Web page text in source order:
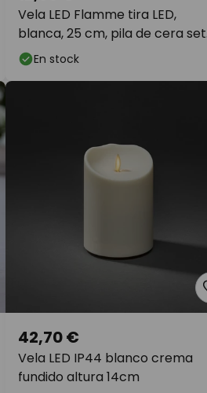
Vela LED Flamme tira LED,
blanca, 25 cm, pila de cera set
de 2En stock
Vela LED IP44 blanco crema
fundido altura 14cm
42,70 €